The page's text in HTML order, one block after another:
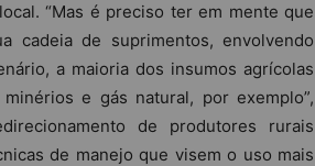
“Mas é preciso ter em mente que
cadeia de suprimentos, envolvendo
a maioria dos insumos agrícolas
e gás natural, por exemplo”,
de produtores rurais
de manejo que visem o uso mais